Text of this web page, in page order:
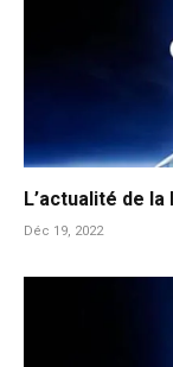
L’actualité de
Déc 19, 2022